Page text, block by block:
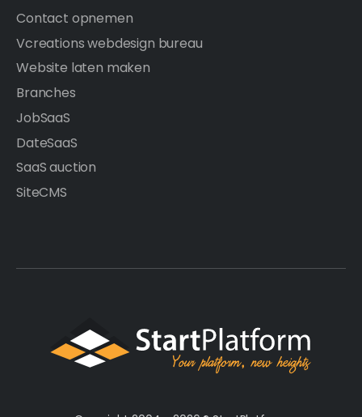
Contact opnemen
Vcreations webdesign bureau
Website laten maken
Branches
JobSaaS
DateSaaS
SaaS auction
SiteCMS